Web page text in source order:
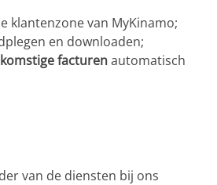
klantenzone van MyKinamo;
en downloaden;
facturenautomatisch
van de diensten bij ons